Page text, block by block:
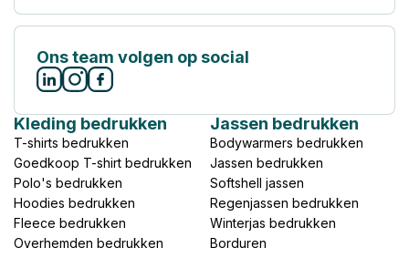
Ons team volgen op social
Kleding bedrukken
T-shirts bedrukken
Goedkoop T-shirt bedrukken
Polo's bedrukken
Hoodies bedrukken
Fleece bedrukken
Overhemden bedrukken
Jassen bedrukken
Bodywarmers bedrukken
Jassen bedrukken
Softshell jassen
Regenjassen bedrukken
Winterjas bedrukken
Borduren